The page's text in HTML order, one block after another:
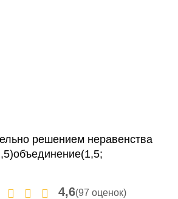
решением неравенства
4,6(97 оценок)